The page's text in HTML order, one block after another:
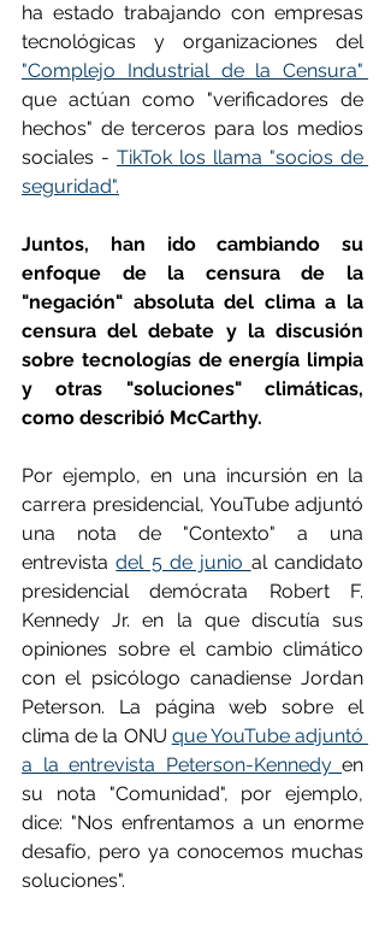
ha estado trabajando con empresas
tecnológicas y organizaciones del
que actúan como "verificadores de
hechos" de terceros para los medios
sociales - TikTok los llama "socios de
seguridad".
Juntos, han ido cambiando su
enfoque de la censura de la
"negación" absoluta del clima a la
censura del debate y la discusión
sobre tecnologías de energía limpia
y otras "soluciones" climáticas,
como describió McCarthy.
Por ejemplo, en una incursión en la
carrera presidencial, YouTube adjuntó
una nota de "Contexto" a una
entrevista del 5 de junio al candidato
presidencial demócrata Robert F.
Kennedy Jr. en la que discutía sus
opiniones sobre el cambio climático
con el psicólogo canadiense Jordan
Peterson. La página web sobre el
clima de la ONU que YouTube adjuntó
a la entrevista Peterson-Kennedy en
su nota "Comunidad", por ejemplo,
dice: "Nos enfrentamos a un enorme
desafío, pero ya conocemos muchas
soluciones".